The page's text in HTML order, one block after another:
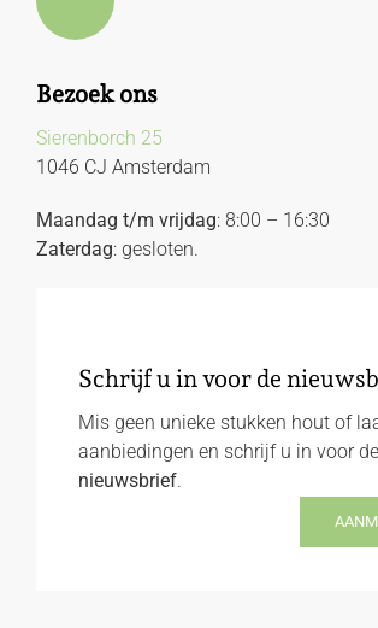
Bezoek ons
Sierenborch 25
1046 CJ Amsterdam
Maandag t/m vrijdag: 8:00 – 16:30
Zaterdag: gesloten.
Schrijf u in voor de
Mis geen unieke stukken hout of
aanbiedingen en schrijf u in voor de
nieuwsbrief.